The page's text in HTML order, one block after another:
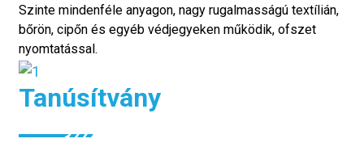
Szinte mindenféle anyagon, nagy rugalmasságú textílián,
bőrön, cipőn és egyéb védjegyeken működik, ofszet
nyomtatással.
Tanúsítvány